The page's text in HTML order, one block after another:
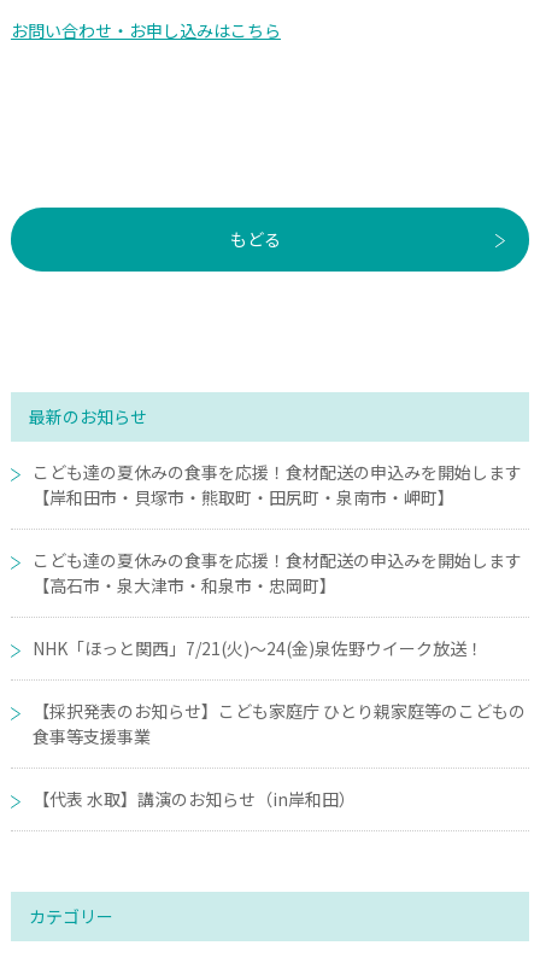
お問い合わせ・お申し込みはこちら
もどる
最新のお知らせ
こども達の夏休みの食事を応援！食材配送の申込みを開始します
【岸和田市・貝塚市・熊取町・田尻町・泉南市・岬町】
こども達の夏休みの食事を応援！食材配送の申込みを開始します
【高石市・泉大津市・和泉市・忠岡町】
NHK「ほっと関西」7/21(火)～24(金)泉佐野ウイーク放送！
【採択発表のお知らせ】こども家庭庁 ひとり親家庭等のこどもの
食事等支援事業
【代表 水取】講演のお知らせ（in岸和田）
カテゴリー